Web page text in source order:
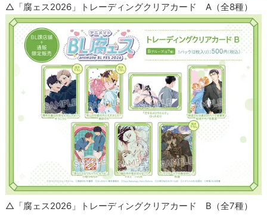
△「腐ェス2026」トレーディングクリアカード A（全8種）
△「腐ェス2026」トレーディングクリアカード B（全7種）